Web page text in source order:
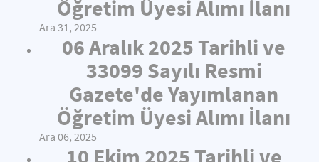
Öğretim Üyesi Alımı İlanı
Ara 31, 2025
06 Aralık 2025 Tarihli ve
33099 Sayılı Resmi
Gazete'de Yayımlanan
Öğretim Üyesi Alımı İlanı
Ara 06, 2025
10 Ekim 2025 Tarihli ve